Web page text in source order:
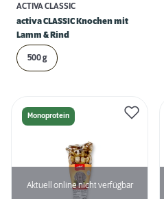
ACTIVA CLASSIC
activa CLASSIC Knochen mit
Lamm & Rind
500 g
Monoprotein
Aktuell online nicht verfügbar